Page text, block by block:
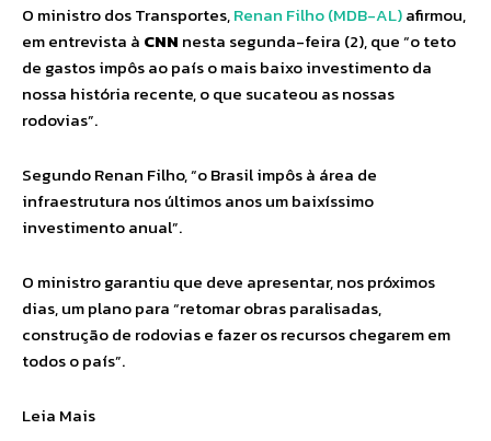
O ministro dos Transportes,Renan Filho (MDB-AL)afirmou,
em entrevista à CNN nesta segunda-feira (2), que “o teto
de gastos impôs ao país o mais baixo investimento da
nossa história recente, o que sucateou as nossas
rodovias”.
Segundo Renan Filho, “o Brasil impôs à área de
infraestrutura nos últimos anos um baixíssimo
investimento anual”.
O ministro garantiu que deve apresentar, nos próximos
dias, um plano para “retomar obras paralisadas,
construção de rodovias e fazer os recursos chegarem em
todos o país”.
Leia Mais